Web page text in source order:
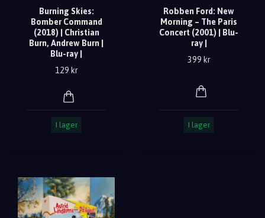
Burning Skies:
Bomber Command
(2018) | Christian
Burn, Andrew Burn |
Blu-ray |
129 kr
I lager
Robben Ford: New
Morning – The Paris
Concert (2001) | Blu-
ray |
399 kr
I lager